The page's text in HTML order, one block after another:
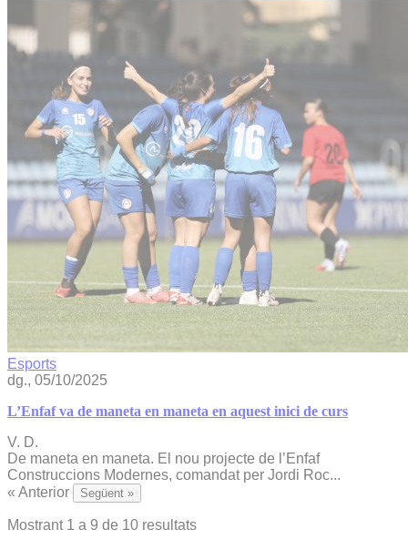
Esports
dg., 05/10/2025
L’Enfaf va de maneta en maneta en aquest inici de curs
V. D.
De maneta en maneta. El nou projecte de l’Enfaf
Construccions Modernes, comandat per Jordi Roc...
« Anterior
Següent »
Mostrant 1 a 9 de 10 resultats